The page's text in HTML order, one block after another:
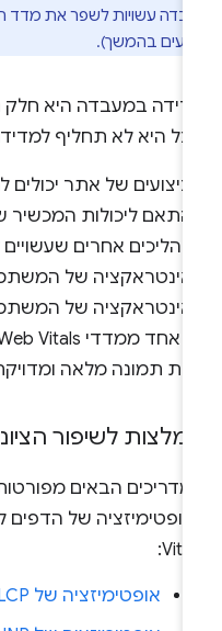
בהמשך).
במעבדה היא חלק
היא לא תחליף למדידה
של אתר יכולים
ליכולות המכשיר
אחרים שעשויים
של
של המשתמשים
תמונה מלאה ומדויקת.
לשיפור הציונים
הבאים מפורטות
אופטימיזציה של LCP